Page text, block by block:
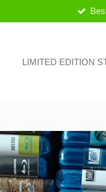
LIMITED EDITION